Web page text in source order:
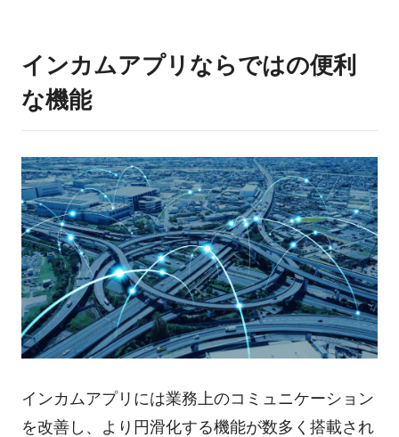
インカムアプリならではの便利
な機能
インカムアプリには業務上のコミュニケーション
を改善し、より円滑化する機能が数多く搭載され